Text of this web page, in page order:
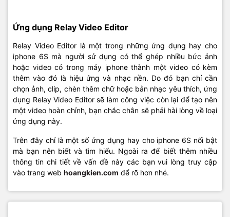
Ứng dụng Relay Video Editor
Relay Video Editor là một trong những ứng dụng hay cho
iphone 6S mà người sử dụng có thể ghép nhiều bức ảnh
hoặc video có trong máy iphone thành một video có kèm
thêm vào đó là hiệu ứng và nhạc nền. Do đó bạn chỉ cần
chọn ảnh, clip, chèn thêm chữ hoặc bản nhạc yêu thích, ứng
dụng Relay Video Editor sẽ làm công việc còn lại để tạo nên
một video hoàn chỉnh, bạn chắc chắn sẽ phải hài lòng về loại
ứng dụng này.
Trên đây chỉ là một số ứng dụng hay cho iphone 6S nổi bật
mà bạn nên biết và tìm hiểu. Ngoài ra để biết thêm nhiều
thông tin chi tiết về vấn đề này các bạn vui lòng truy cập
vào trang web hoangkien.com để rõ hơn nhé.